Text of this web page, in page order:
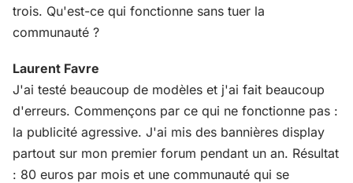
trois. Qu'est-ce qui fonctionne sans tuer la
communauté ?
Laurent Favre
J'ai testé beaucoup de modèles et j'ai fait beaucoup
d'erreurs. Commençons par ce qui ne fonctionne pas :
la publicité agressive. J'ai mis des bannières display
partout sur mon premier forum pendant un an. Résultat
: 80 euros par mois et une communauté qui se